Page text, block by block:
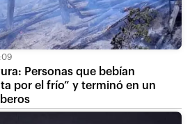
Personas que bebían
por el frío” y terminó en un